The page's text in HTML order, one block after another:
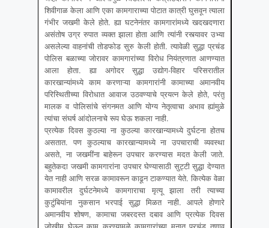
शिवीगाळ केला आणि एका कामगाराच्या पोटात कात्री घुसवून त्याला
गंभीर जखमी केले होते. ह्या घटनेनंतर कामगारांमध्ये खदखदणारा
असंतोष उग्र रुपात व्यक्त झाला होता आणि त्यांनी रस्त्यावर उभ्या
असलेल्या वाहनांची तोडफोड सुरु केली होती. त्यावेळी सुद्धा प्रचंड
पोलिस बळाच्या जोरावर कामगारांच्या विरोध नियंत्रणात आणण्यात
आला होता. ह्या अगोदर सुद्धा उद्योग-विहार परिसरातील
कारखान्यांमध्ये काम करणाऱ्या कामगारांनी कामाच्या अमानवीय
परिस्थितीच्या विरोधात आवाज उठवण्याचे प्रयत्न केले होते, परंतु
मालक व पोलिसांचे संगनमत आणि योग्य नेतृत्वाचा अभाव ह्यांमुळे
त्यांचा संघर्ष आंदोलनाचे रूप घेऊ शकला नाही.
प्रत्येक दिवस कुठल्या ना कुठल्या कारखान्यामध्ये दुर्घटना होतच
असतात. पण कुठल्याच कारखान्यामध्ये ना उपचाराची व्यवस्था
असते, ना जखमींना बाहेरून उपचार करण्यास मदत केली जाते.
बहुतेकदा जखमी कामगारांना उपचार घेण्यासाठी सुट्टी सुद्धा देण्यात
येत नाही आणि सरळ कामावरून काढून टाकण्यात येते. कित्येक वेळा
कामावरील दुर्घटनेमध्ये कामगाराचा मृत्यू झाला तरी त्याच्या
कुटुंबियांना नुकसान भरपाई सुद्धा मिळत नाही. आपले होणारे
अमानवीय शोषण, कामाचा जबरदस्त दबाव आणि प्रत्येक दिवस
जोखीम घेऊन काम करण्यामुळे कामगारांच्या मनात प्रचंड तणाव